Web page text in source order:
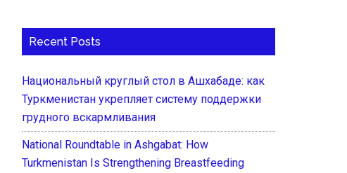
Recent Posts
Национальный круглый стол в Ашхабаде: как
Туркменистан укрепляет систему поддержки
грудного вскармливания
National Roundtable in Ashgabat: How
Turkmenistan Is Strengthening Breastfeeding